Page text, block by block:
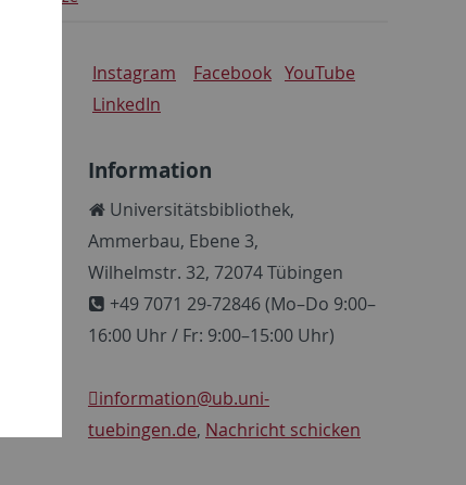
Instagram Facebook YouTube
LinkedIn
Information
Universitätsbibliothek,
Ammerbau, Ebene 3,
Wilhelmstr. 32, 72074 Tübingen
+49 7071 29-72846 (Mo–Do 9:00–
16:00 Uhr / Fr: 9:00–15:00 Uhr)
information@ub.uni-
tuebingen.de, Nachricht schicken